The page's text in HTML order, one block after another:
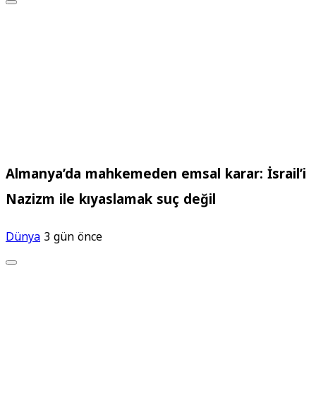
Almanya’da mahkemeden emsal karar: İsrail’i
Nazizm ile kıyaslamak suç değil
Dünya3 gün önce